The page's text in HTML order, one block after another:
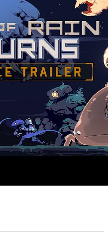
Во Вселенной Star
Be With You!